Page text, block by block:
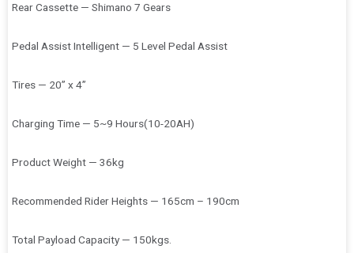
Rear Cassette — Shimano 7 Gears
Pedal Assist Intelligent — 5 Level Pedal Assist
Tires — 20” x 4”
Charging Time — 5~9 Hours(10-20AH)
Product Weight — 36kg
Recommended Rider Heights — 165cm – 190cm
Total Payload Capacity — 150kgs.